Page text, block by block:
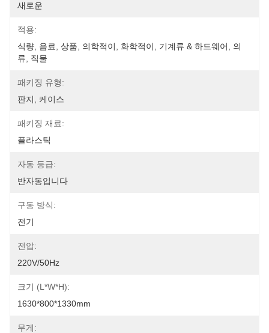
새로운
적용:
식량, 음료, 상품, 의학적이, 화학적이, 기계류 & 하드웨어, 의
류, 직물
패키징 유형:
판지, 케이스
패키징 재료:
플라스틱
자동 등급:
반자동입니다
구동 방식:
전기
전압:
220V/50Hz
크기 (L*W*H):
1630*800*1330mm
무게: